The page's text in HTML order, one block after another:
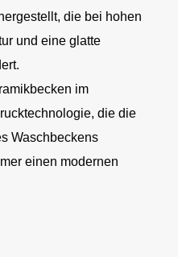
die bei hohen
und eine glatte
im
die die
Waschbeckens
einen modernen